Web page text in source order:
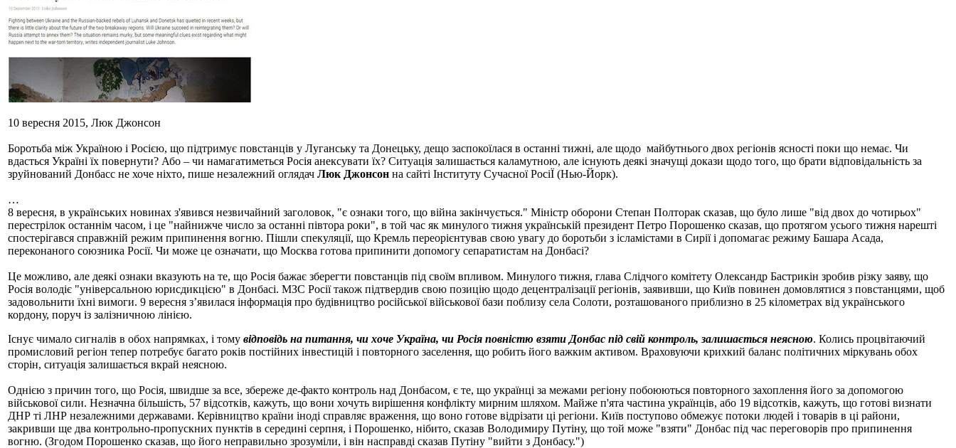
10 вересня 2015, Люк Джонсон
Боротьба між Україною і Росією, що підтримує повстанців у Луганську та Донецьку, дещо заспокоїлася в останні тижні, але щодо майбутнього двох регіонів ясності поки що немає. Чи
вдасться Україні їх повернути? Або – чи намагатиметься Росія анексувати їх? Ситуація залишається каламутною, але існують деякі значущі докази щодо того, що брати відповідальність за
зруйнований Донбасс не хоче ніхто, пише незалежний оглядач Люк Джонсон на сайті Інституту Сучасної РосіЇ (Нью-Йорк).
…
8 вересня, в українських новинах з'явився незвичайний заголовок, "є ознаки того, що війна закінчується." Міністр оборони Степан Полторак сказав, що було лише "від двох до чотирьох"
перестрілок останнім часом, і це "найнижче число за останні півтора роки", в той час як минулого тижня українській президент Петро Порошенко сказав, що протягом усього тижня нарешті
спостерігався справжній режим припинення вогню. Пішли спекуляції, що Кремль переорієнтував свою увагу до боротьби з ісламістами в Сирії і допомагає режиму Башара Асада,
переконаного союзника Росії. Чи може це означати, що Москва готова припинити допомогу сепаратистам на Донбасі?
Це можливо, але деякі ознаки вказують на те, що Росія бажає зберегти повстанців під своїм впливом. Минулого тижня, глава Слідчого комітету Олександр Бастрикін зробив різку заяву, що
Росія володіє "універсальною юрисдикцією" в Донбасі. МЗС Росії також підтвердив свою позицію щодо децентралізації регіонів, заявивши, що Київ повинен домовлятися з повстанцями, щоб
задовольнити їхні вимоги. 9 вересня з’явилася інформація про будівництво російської військової бази поблизу села Солоти, розташованого приблизно в 25 кілометрах від українського
кордону, поруч із залізничною лінією.
Існує чимало сигналів в обох напрямках, і тому відповідь на питання, чи хоче Україна, чи Росія повністю взяти Донбас під свій контроль, залишається неясною. Колись процвітаючий
промисловий регіон тепер потребує багато років постійних інвестицій і повторного заселення, що робить його важким активом. Враховуючи крихкий баланс політичних міркувань обох
сторін, ситуація залишається вкрай неясною.
Однією з причин того, що Росія, швидше за все, збереже де-факто контроль над Донбасом, є те, що українці за межами регіону побоюються повторного захоплення його за допомогою
військової сили. Незначна більшість, 57 відсотків, кажуть, що вони хочуть вирішення конфлікту мирним шляхом. Майже п'ята частина українців, або 19 відсотків, кажуть, що готові визнати
ДНР ті ЛНР незалежними державами. Керівництво країни іноді справляє враження, що воно готове відрізати ці регіони. Київ поступово обмежує потоки людей і товарів в ці райони,
закривши ще два контрольно-пропускних пунктів в середині серпня, і Порошенко, нібито, сказав Володимиру Путіну, що той може "взяти" Донбас під час переговорів про припинення
вогню. (Згодом Порошенко сказав, що його неправильно зрозуміли, і він насправді сказав Путіну "вийти з Донбасу.")